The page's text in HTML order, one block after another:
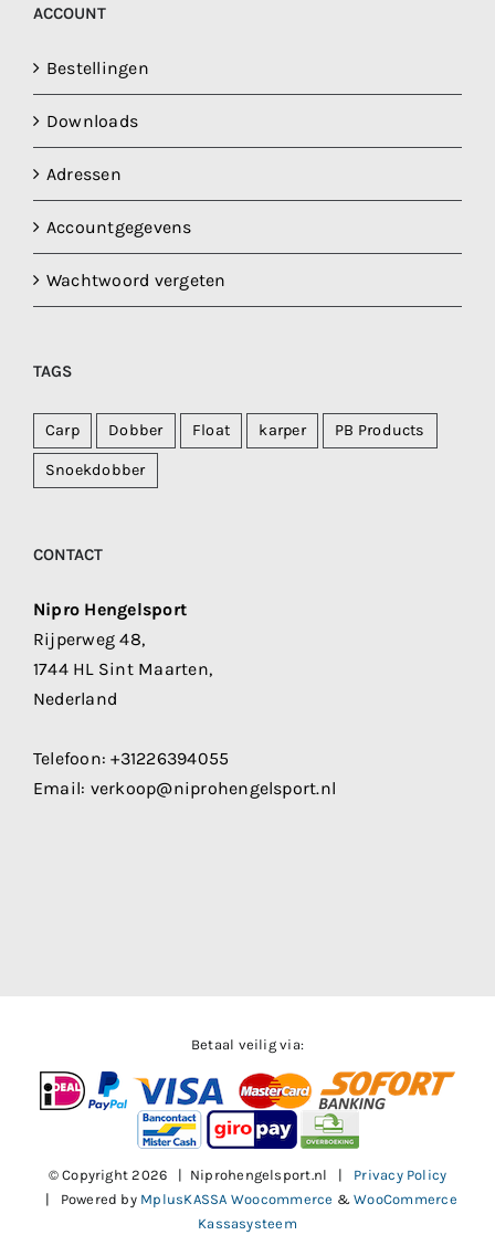
ACCOUNT
Bestellingen
Downloads
Adressen
Accountgegevens
Wachtwoord vergeten
TAGS
Carp Dobber Float karper PB Products
Snoekdobber
CONTACT
Nipro Hengelsport
Rijperweg 48,
1744 HL Sint Maarten,
Nederland
Telefoon:+31226394055
Email: verkoop@niprohengelsport.nl
Betaal veilig via:
© Copyright2026 | Niprohengelsport.nl | Privacy Policy
| Powered by MplusKASSA Woocommerce &WooCommerce
Kassasysteem